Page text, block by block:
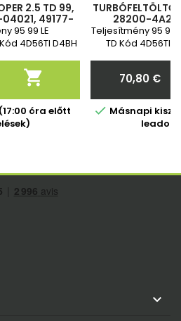
2.5 TD 99,
04021, 49177-
07612,
42540,
95 99 LE
4D56TI D4BH

óra előtt
28200-
MD194845,
Teljesítmény 95 99
TD Kód 4D56TI
Ár
70,80 €
 Másnapi
leadott
